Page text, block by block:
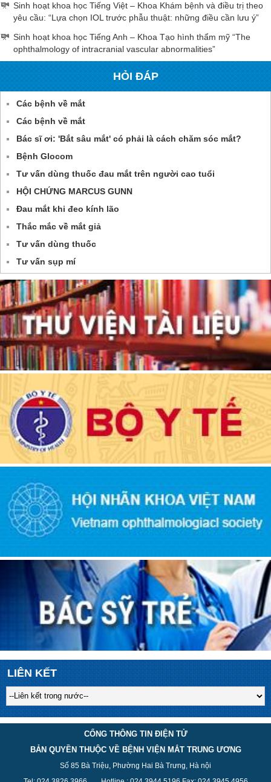
Sinh hoạt khoa học Tiếng Việt – Khoa Khám bệnh và điều trị theo
yêu cầu: “Lựa chọn IOL trước phẫu thuật: những điều cần lưu ý”
Sinh hoạt khoa học Tiếng Anh – Khoa Tạo hình thẩm mỹ “The
ophthalmology of intracranial vascular abnormalities”
HỎI ĐÁP
Các bệnh về mắt
Các bệnh về mắt
Bác sĩ ơi: 'Bắt sâu mắt' có phải là cách chăm sóc mắt?
Bệnh Glocom
Tư vấn dùng thuốc đau mắt trên người cao tuổi
HỘI CHỨNG MARCUS GUNN
Đau mắt khi đeo kính lão
Thắc mắc về mắt giả
Tư vấn dùng thuốc
Tư vấn sụp mí
LIÊN KẾT
CỔNG THÔNG TIN ĐIỆN TỬ
BẢN QUYỀN THUỘC VỀ BỆNH VIỆN MẮT TRUNG ƯƠNG
Số 85 Bà Triệu, Phường Hai Bà Trưng, Hà nội